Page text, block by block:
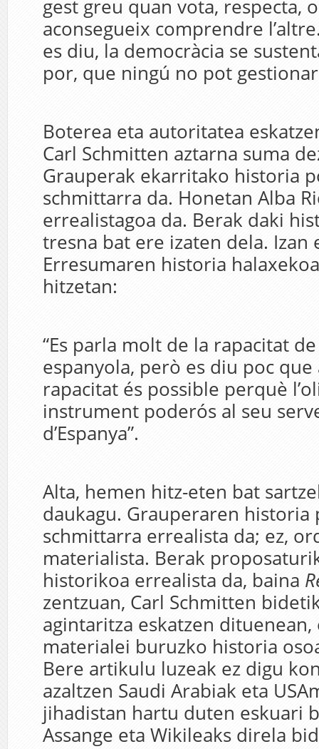
gest greu quan vota, respecta,
aconsegueix comprendre
es diu, la democràcia se
por, que ningú no pot
Boterea eta autoritatea
Carl Schmitten aztarna suma
Grauperak ekarritako historia
schmittarra da. Honetan Alba
errealistagoa da. Berak daki
tresna bat ere izaten dela. Izan
Erresumaren historia
hitzetan:
“Es parla molt de la rapacitat
espanyola, però es diu poc que
rapacitat és possible perquè
instrument poderós al seu
d’Espanya”.
Alta, hemen hitz-eten bat
daukagu. Grauperaren historia
schmittarra errealista da; ez,
materialista. Berak
historikoa errealista da, baina
zentzuan, Carl Schmitten
agintaritza eskatzen
materialei buruzko historia
Bere artikulu luzeak ez digu
azaltzen Saudi Arabiak eta
jihadistan hartu duten eskuari
Assange eta Wikileaks direla